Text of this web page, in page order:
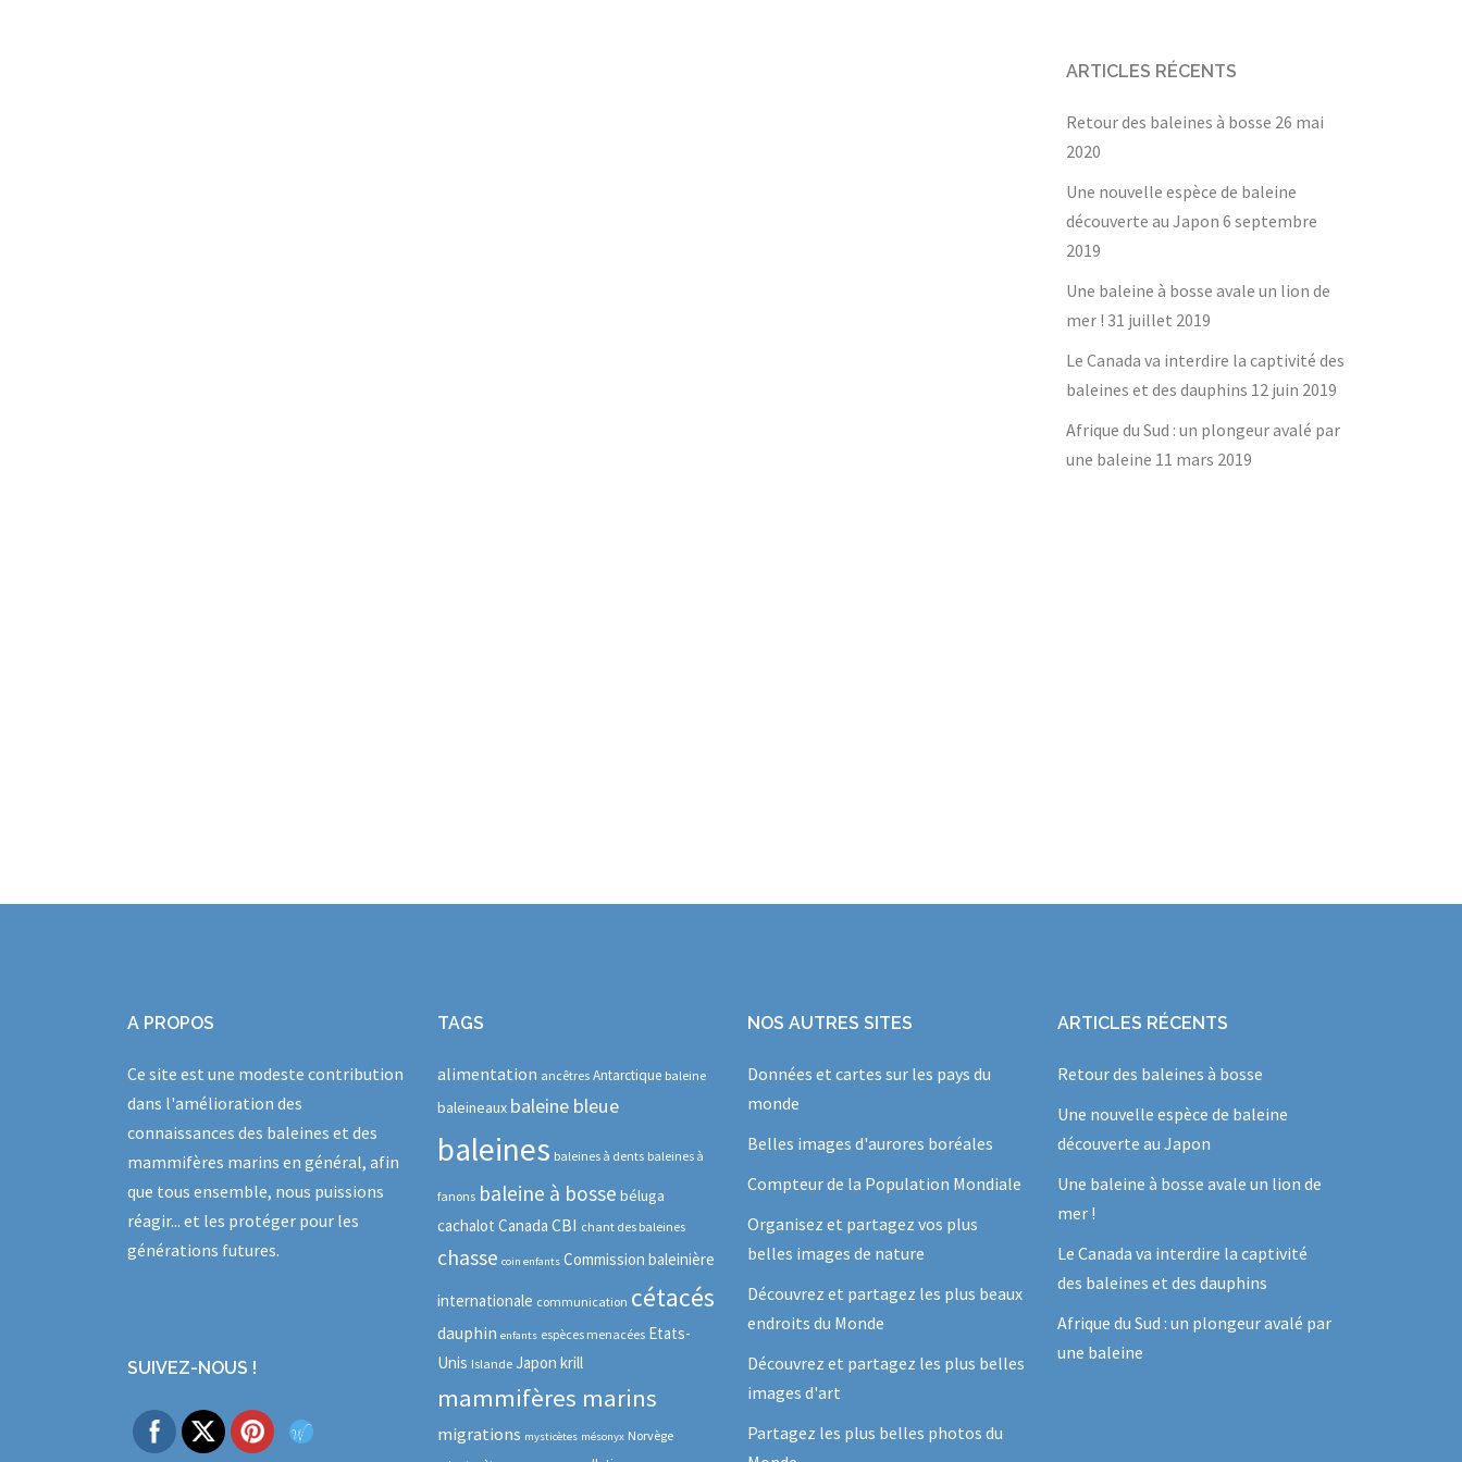
ARTICLES RÉCENTS
Retour des baleines à bosse 26 mai
2020
Une nouvelle espèce de baleine
découverte au Japon 6 septembre
2019
Une baleine à bosse avale un lion de
mer ! 31 juillet 2019
Le Canada va interdire la captivité des
baleines et des dauphins 12 juin 2019
Afrique du Sud : un plongeur avalé par
une baleine 11 mars 2019
A PROPOS
Ce site est une modeste contribution
dans l'amélioration des
connaissances des baleines et des
mammifères marins en général, afin
que tous ensemble, nous puissions
réagir... et les protéger pour les
générations futures.
SUIVEZ-NOUS !
TAGS
alimentation ancêtres Antarctique baleine
baleineaux baleine bleue
baleines baleines à dents baleines à
fanons baleine à bosse béluga
cachalot Canada CBI chant des baleines
chasse coin enfants Commission baleinière
internationale communication cétacés
dauphin enfants espèces menacées Etats-
Unis Islande Japon krill
mammifères marins
migrations mysticètes mésonyx Norvège
NOS AUTRES SITES
Données et cartes sur les pays du
monde
Belles images d'aurores boréales
Compteur de la Population Mondiale
Organisez et partagez vos plus
belles images de nature
Découvrez et partagez les plus beaux
endroits du Monde
Découvrez et partagez les plus belles
images d'art
Partagez les plus belles photos du
ARTICLES RÉCENTS
Retour des baleines à bosse
Une nouvelle espèce de baleine
découverte au Japon
Une baleine à bosse avale un lion de
mer !
Le Canada va interdire la captivité
des baleines et des dauphins
Afrique du Sud : un plongeur avalé par
une baleine